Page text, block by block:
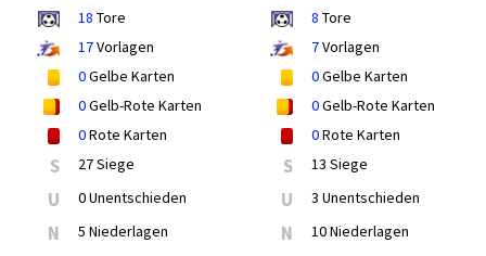
18 Tore
17Vorlagen
0Gelbe Karten
0Gelb-Rote Karten
0Rote Karten
S 27 Siege
U 0 Unentschieden
N 5 Niederlagen
8 Tore
7Vorlagen
0Gelbe Karten
0Gelb-Rote Karten
0Rote Karten
S 13 Siege
U 3 Unentschieden
N 10 Niederlagen